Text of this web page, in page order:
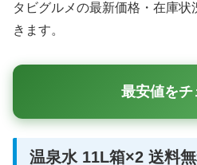
タビグルメの最新価格・在庫
きます。
最安値をチ
温泉水 11L箱×2 送料